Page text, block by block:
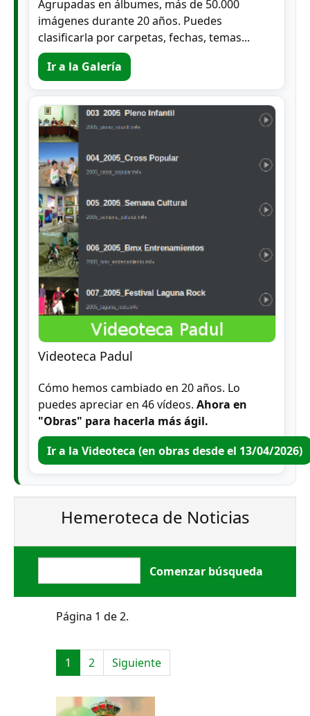
Agrupadas en álbumes, más de 50.000
imágenes durante 20 años. Puedes
clasificarla por carpetas, fechas, temas...
Ir a la Galería
Videoteca Padul
Cómo hemos cambiado en 20 años. Lo
puedes apreciar en 46 vídeos. Ahora en
"Obras" para hacerla más ágil.
Ir a la Videoteca (en obras desde el 13/04/2026)
Hemeroteca de Noticias
Página 1 de 2.
1 2 Siguiente